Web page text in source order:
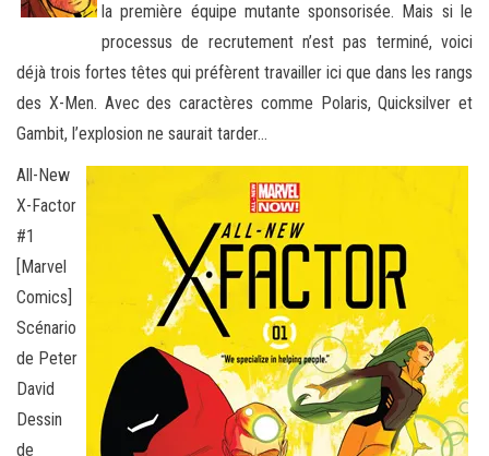
la première équipe mutante sponsorisée. Mais si le
processus de recrutement n’est pas terminé, voici
déjà trois fortes têtes qui préfèrent travailler ici que dans les rangs
des X-Men. Avec des caractères comme Polaris, Quicksilver et
Gambit, l’explosion ne saurait tarder…
All-New
X-Factor
#1
[Marvel
Comics]
Scénario
de Peter
David
Dessin
de